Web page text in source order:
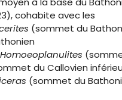
cohabite avec les
(sommet du
Homoeoplanulites
du Callovien
(sommet du